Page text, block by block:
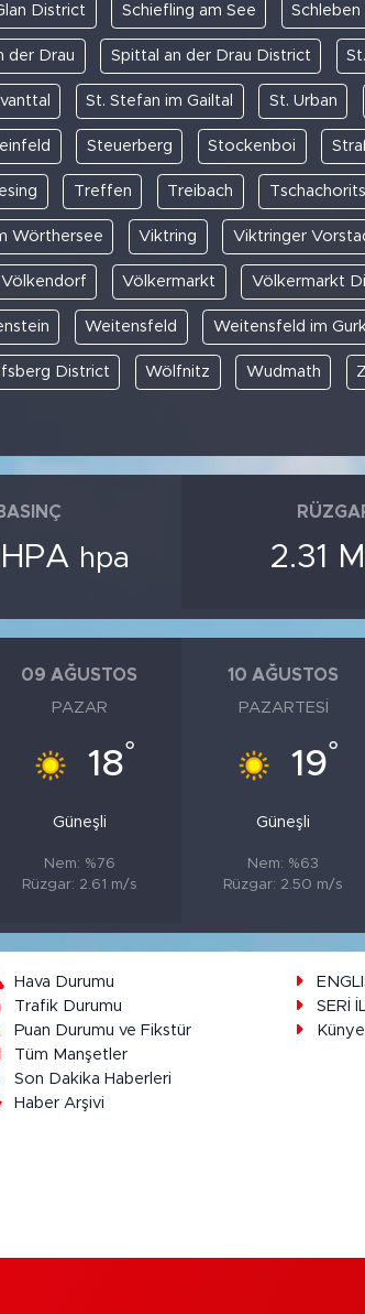
District Schiefling am See Schleben
der Drau Spittal an der Drau District
St. Stefan im Gailtal St. Urban
Steuerberg Stockenboi
Treffen Treibach
Wörthersee Viktring Viktringer
Völkendorf Völkermarkt Völkermarkt
Weitensfeld Weitensfeld im
District Wölfnitz Wudmath
hpa 2.31
09 AĞUSTOS
PAZAR
18°
Güneşli
Nem: %76
Rüzgar: 2.61 m/s
10 AĞUSTOS
PAZARTESI
19°
Güneşli
Nem: %63
Rüzgar: 2.50 m/s
Hava Durumu
Trafik Durumu
Puan Durumu ve Fikstür
Tüm Manşetler
Son Dakika Haberleri
Haber Arşivi
SERİ
Künye